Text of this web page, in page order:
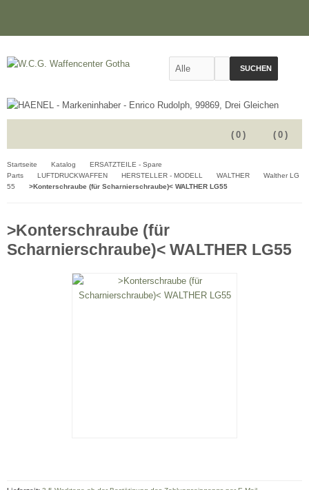
SUCHEN
( 0 )
( 0 )
Startseite Katalog
ERSATZTEILE - Spare
Parts
LUFTDRUCKWAFFEN HERSTELLER - MODELL WALTHER
Walther LG
55
>Konterschraube (für Scharnierschraube)< WALTHER LG55
>Konterschraube (für
Scharnierschraube)< WALTHER LG55